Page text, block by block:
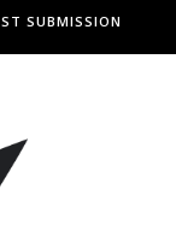
SUBMISSION